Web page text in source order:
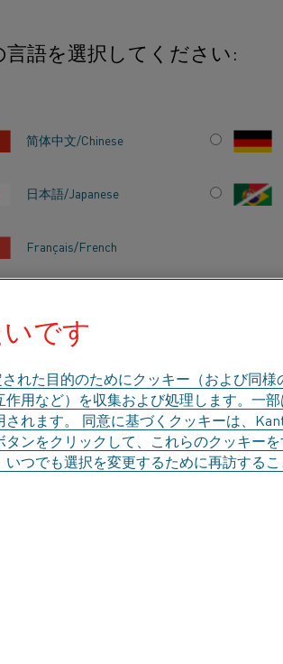
言語を選択してください:
简体中文/Chinese
日本語/Japanese
Français/French
会社概要
要があります。 こ
に保つために、プ
とが重要です。
です
れた目的のためにクッキー（および同
用など）を収集および処理します。一
れます。 同意に基づくクッキーは、
ンをクリックして、これらのクッキー
つでも選択を変更するために再訪するこ